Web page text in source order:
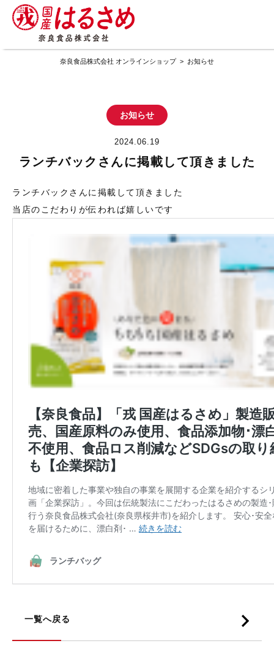
奈良食品株式会社 オンラインショップ> お知らせ
お知らせ
2024.06.19
ランチバックさんに掲載して頂きました
ランチバックさんに掲載して頂きました
当店のこだわりが伝われば嬉しいです
一覧へ戻る